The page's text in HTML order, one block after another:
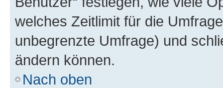
welches Zeitlimit für die
unbegrenzte Umfrage) und
ändern können.
Nach oben